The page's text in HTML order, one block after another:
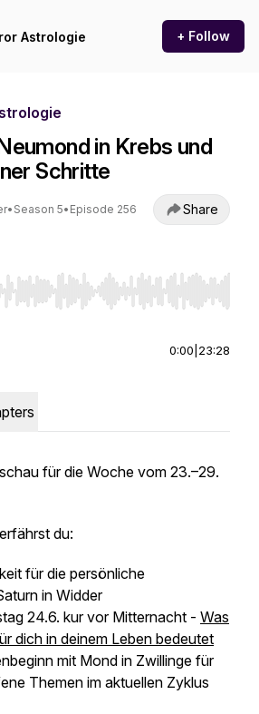
Astrologie + Follow
in Krebs und
Schritte
• Season 5• Episode 256 Share
Right to seek, Home/End to jump to
0:00 23:28
für die Woche vom 23.–29.
du:
für die persönliche
in Widder
24.6. kur vor Mitternacht - Was
dich in deinem Leben bedeutet
mit Mond in Zwillinge für
Themen im aktuellen Zyklus